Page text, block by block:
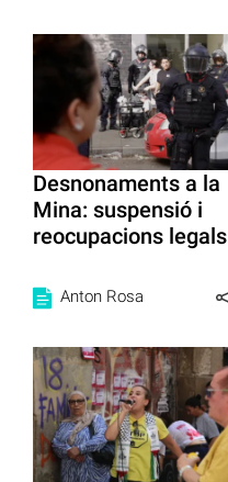
Desnonaments a la
Mina: suspensió i
reocupacions legals
Anton Rosa